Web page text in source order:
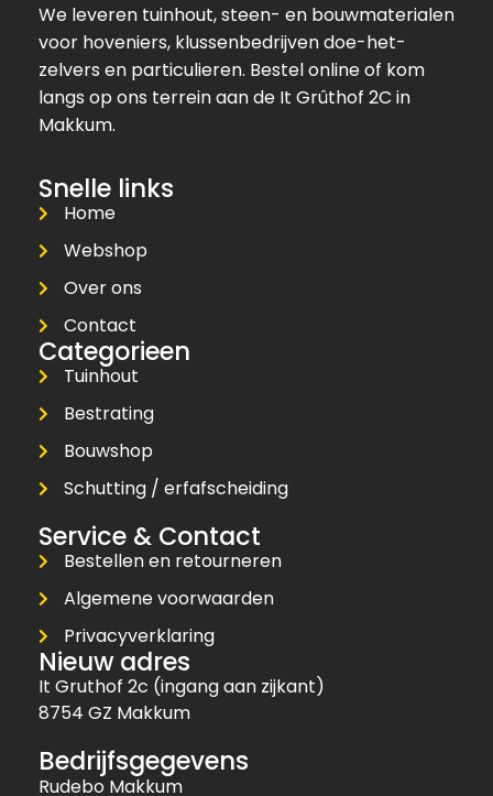
We leveren tuinhout, steen- en bouwmaterialen
voor hoveniers, klussenbedrijven doe-het-
zelvers en particulieren. Bestel online of kom
langs op ons terrein aan de It Grûthof 2C in
Makkum.
Snelle links
Home
Webshop
Over ons
Contact
Categorieen
Tuinhout
Bestrating
Bouwshop
Schutting / erfafscheiding
Service & Contact
Bestellen en retourneren
Algemene voorwaarden
Privacyverklaring
Nieuw adres
It Gruthof 2c (ingang aan zijkant)
8754 GZ Makkum
Bedrijfsgegevens
Rudebo Makkum